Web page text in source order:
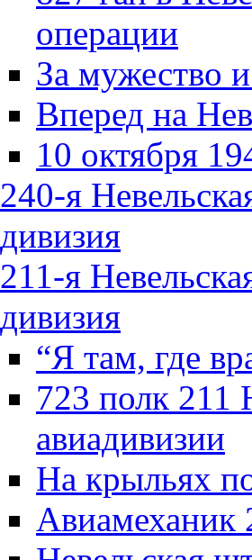
операции
За мужество
Вперед на
10 октября
240-я
дивизия
211-я
дивизия
“Я там, где
723 полк 211
авиадивизии
На крыльях